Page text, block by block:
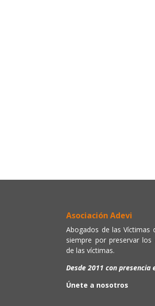
Asociación Adevi
Abogados de las Víctimas
siempre por preservar los
de las víctimas.
Desde 2011 con presencia
Únete a nosotros